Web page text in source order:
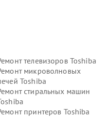
телевизоров Toshiba
микроволновых
Toshiba
стиральных машин
принтеров Toshiba